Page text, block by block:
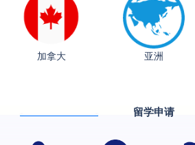
加拿大 亚洲
留学申请
从上海财大2+2到谢菲尔德